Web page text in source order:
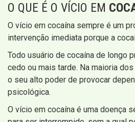
O QUE É O VÍCIO EM
O vício em cocaína sempre é um
intervenção imediata porque a
Todo usuário de cocaína de longo
cedo ou mais tarde. Na maioria
o seu alto poder de provocar
psicológica.
O vício em cocaína é uma doença